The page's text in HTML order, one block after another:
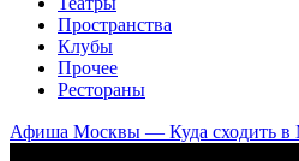
Пространства
Клубы
Прочее
Рестораны
Афиша Москвы — Куда сходить в